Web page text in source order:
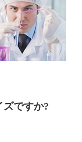
ズですか?